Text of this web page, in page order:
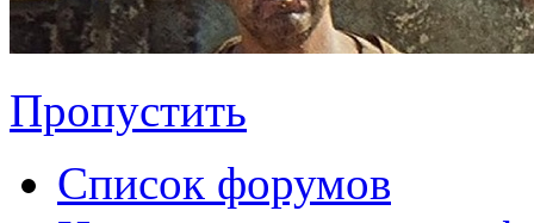
Пропустить
Список форумов